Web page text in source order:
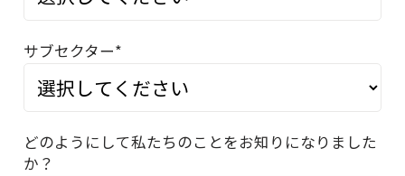
サブセクター*
どのようにして私たちのことをお知りになりました
か？